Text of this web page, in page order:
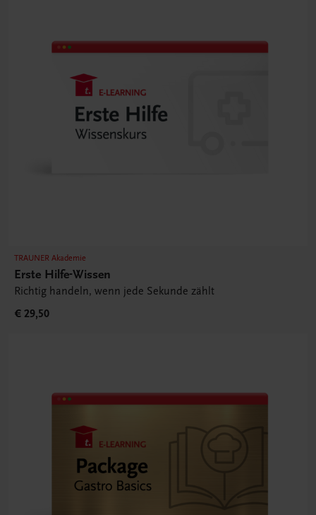
TRAUNER Akademie
Erste Hilfe-Wissen
Richtig handeln, wenn jede Sekunde zählt
€ 29,50